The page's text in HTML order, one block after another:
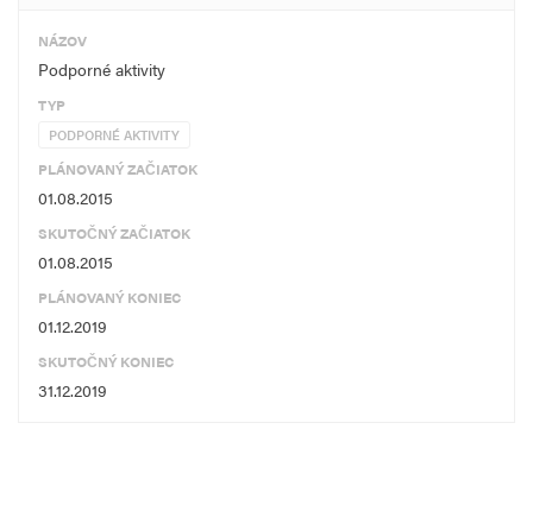
NÁZOV
Podporné aktivity
TYP
PODPORNÉ AKTIVITY
PLÁNOVANÝ ZAČIATOK
01.08.2015
SKUTOČNÝ ZAČIATOK
01.08.2015
PLÁNOVANÝ KONIEC
01.12.2019
SKUTOČNÝ KONIEC
31.12.2019